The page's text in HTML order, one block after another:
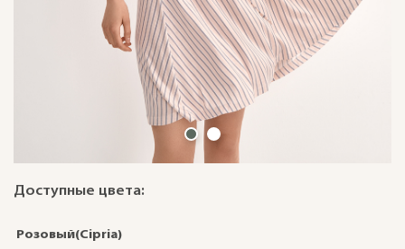
Доступные цвета:
Розовый(Cipria)